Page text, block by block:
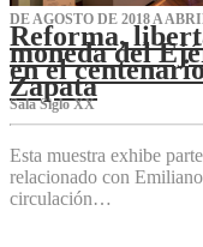
DE AGOSTO DE 2018 A
Reforma,
moneda del
en el
Zapata
Sala Siglo XX
Esta muestra exhibe
relacionado con
circulación…